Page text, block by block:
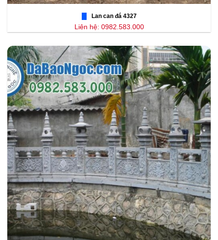
Lan can đá 4327
Liên hệ: 0982.583.000